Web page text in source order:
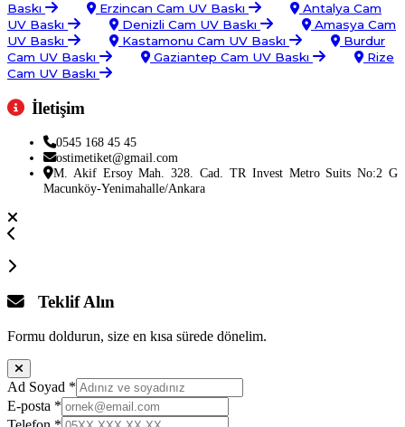
Baskı
Erzincan Cam UV Baskı
Antalya Cam
UV Baskı
Denizli Cam UV Baskı
Amasya Cam
UV Baskı
Kastamonu Cam UV Baskı
Burdur
Cam UV Baskı
Gaziantep Cam UV Baskı
Rize
Cam UV Baskı
İletişim
0545 168 45 45
ostimetiket@gmail.com
M. Akif Ersoy Mah. 328. Cad. TR Invest Metro Suits No:2 G
Macunköy-Yenimahalle/Ankara
Teklif Alın
Formu doldurun, size en kısa sürede dönelim.
Ad Soyad *
E-posta *